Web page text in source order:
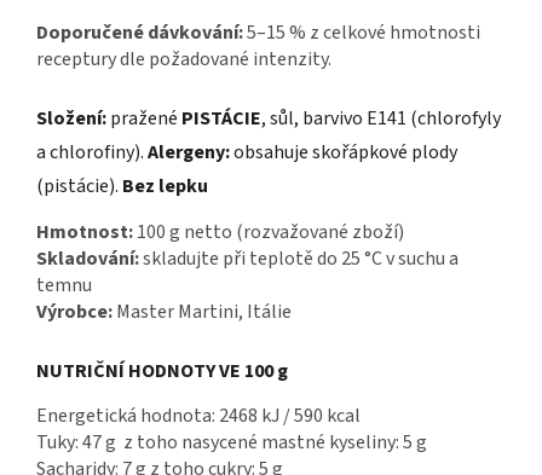
Doporučené dávkování:5–15 % z celkové hmotnosti
receptury dle požadované intenzity.
Složení:pražené PISTÁCIE, sůl, barvivo E141 (chlorofyly
a chlorofiny).Alergeny:obsahuje skořápkové plody
(pistácie). Bez lepku
Hmotnost:100 g netto (rozvažované zboží)
Skladování:skladujte při teplotě do 25 °C v suchu a
temnu
Výrobce:Master Martini, Itálie
NUTRIČNÍ HODNOTY VE 100 g
Energetická hodnota: 2468 kJ / 590 kcal
Tuky: 47 g z toho nasycené mastné kyseliny: 5 g
Sacharidy: 7 g z toho cukry: 5 g